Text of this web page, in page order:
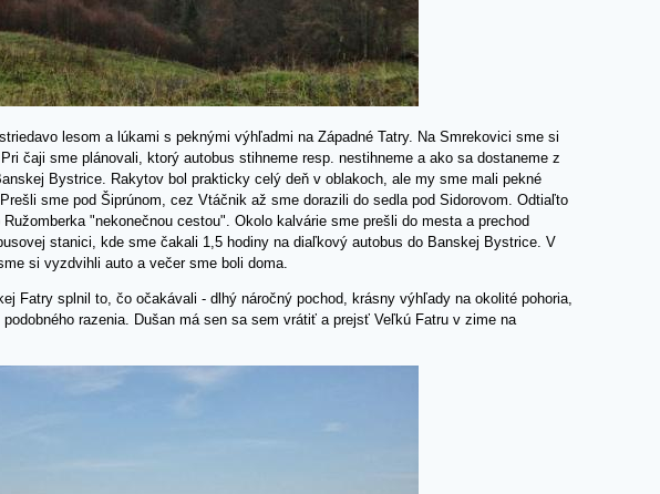
lesom a lúkami s peknými výhľadmi na Západné Tatry. Na Smrekovici sme si
čaji sme plánovali, ktorý autobus stihneme resp. nestihneme a ako sa dostaneme z
Bystrice. Rakytov bol prakticky celý deň v oblakoch, ale my sme mali pekné
sme pod Šiprúnom, cez Vtáčnik až sme dorazili do sedla pod Sidorovom. Odtiaľto
"nekonečnou cestou". Okolo kalvárie sme prešli do mesta a prechod
stanici, kde sme čakali 1,5 hodiny na diaľkový autobus do Banskej Bystrice. V
si vyzdvihli auto a večer sme boli doma.
Fatry splnil to, čo očakávali - dlhý náročný pochod, krásny výhľady na okolité pohoria,
razenia. Dušan má sen sa sem vrátiť a prejsť Veľkú Fatru v zime na